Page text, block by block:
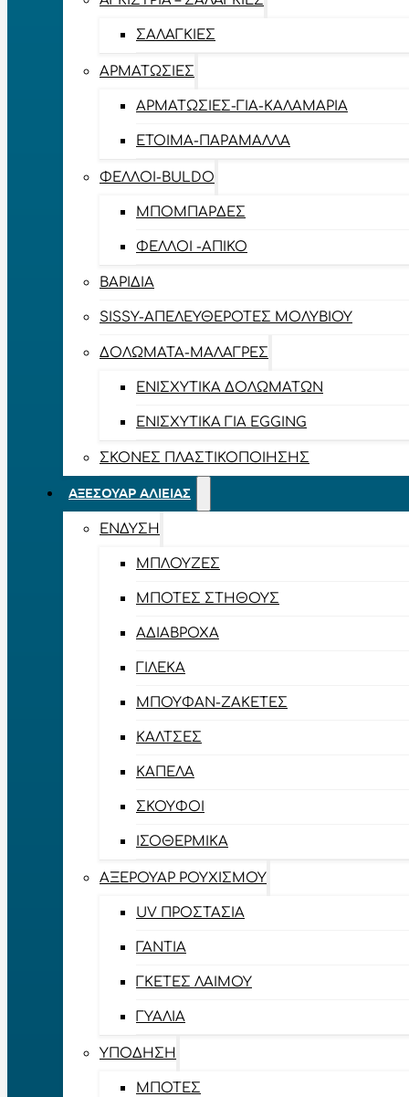
ΣΑΛΑΓΚΙΈΣ
ΑΡΜΑΤΩΣΙΈΣ
ΑΡΜΑΤΩΣΙΈΣ-ΓΙΑ-ΚΑΛΑΜΆΡΙΑ
ΈΤΟΙΜΑ-ΠΑΡΆΜΑΛΛΑ
ΦΕΛΛΟΊ-BULDO
ΜΠΟΜΠΆΡΔΕΣ
ΦΕΛΛΟΊ -ΑΠΊΚΟ
ΒΑΡΊΔΙΑ
SISSY-ΑΠΕΛΕΥΘΕΡΟΤΈΣ ΜΟΛΥΒΙΟΎ
ΔΟΛΏΜΑΤΑ-ΜΑΛΆΓΡΕΣ
ΕΝΙΣΧΥΤΙΚΆ ΔΟΛΩΜΆΤΩΝ
ΕΝΙΣΧΥΤΙΚΆ ΓΙΑ EGGING
ΣΚΌΝΕΣ ΠΛΑΣΤΙΚΟΠΟΊΗΣΗΣ
ΑΞΕΣΟΥΆΡ ΑΛΙΕΊΑΣ
ΈΝΔΥΣΗ
ΜΠΛΟΎΖΕΣ
ΜΠΌΤΕΣ ΣΤΉΘΟΥΣ
ΑΔΙΆΒΡΟΧΑ
ΓΙΛΈΚΑ
ΜΠΟΥΦΆΝ-ΖΑΚΈΤΕΣ
ΚΆΛΤΣΕΣ
ΚΑΠΈΛΑ
ΣΚΟΎΦΟΙ
ΙΣΟΘΕΡΜΙΚΆ
ΑΞΕΡΟΥΆΡ ΡΟΥΧΙΣΜΟΎ
UV ΠΡΟΣΤΑΣΊΑ
ΓΆΝΤΙΑ
ΓΚΈΤΕΣ ΛΑΊΜΟΥ
ΓΥΑΛΙΆ
ΥΠΌΔΗΣΗ
ΜΠΌΤΕΣ